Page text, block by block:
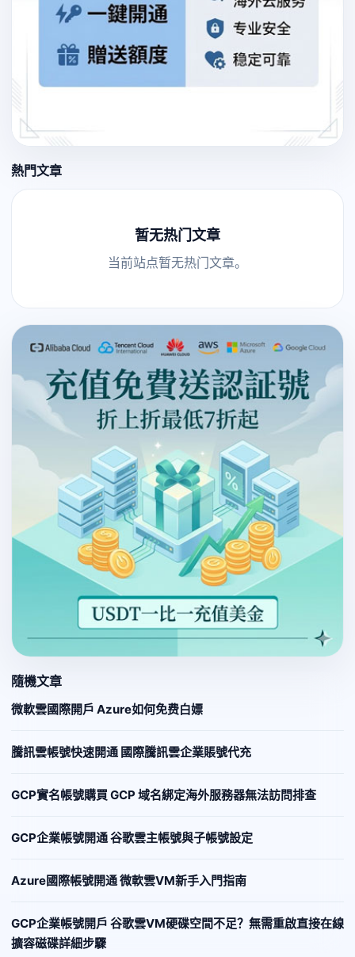
熱門文章
暂无热门文章
当前站点暂无热门文章。
隨機文章
微軟雲國際開戶 Azure如何免费白嫖
騰訊雲帳號快速開通 國際騰訊雲企業賬號代充
GCP實名帳號購買 GCP 域名綁定海外服務器無法訪問排查
GCP企業帳號開通 谷歌雲主帳號與子帳號設定
Azure國際帳號開通 微軟雲VM新手入門指南
GCP企業帳號開戶 谷歌雲VM硬碟空間不足？無需重啟直接在線
擴容磁碟詳細步驟